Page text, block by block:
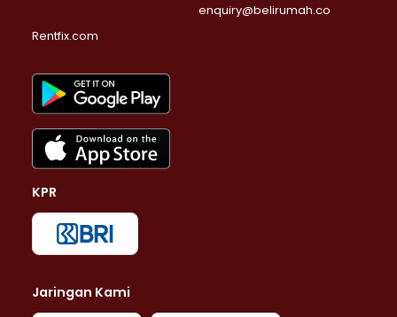
enquiry@belirumah.co
Rentfix.com
KPR
Jaringan Kami